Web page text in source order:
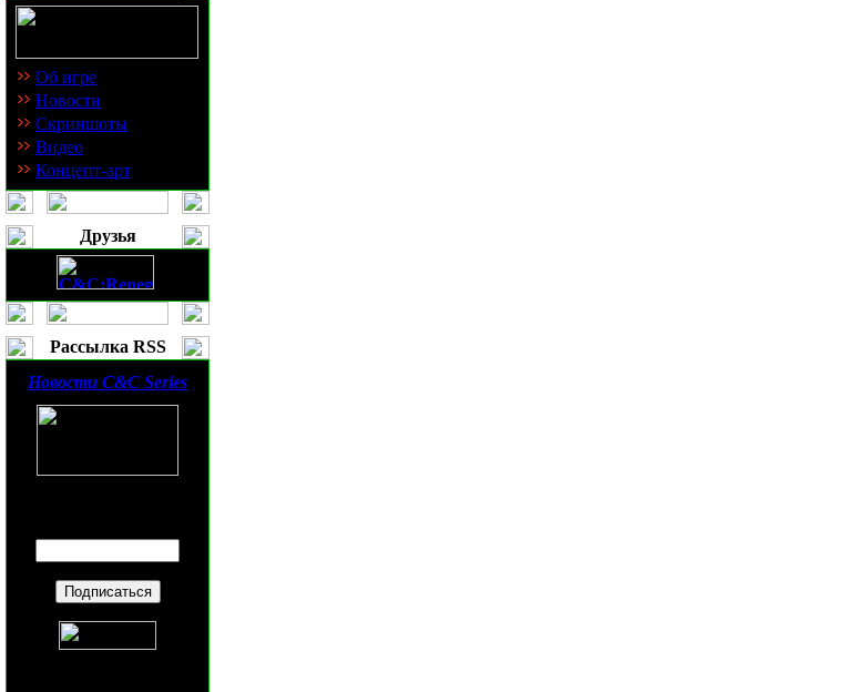
Об игре
Новости
Скриншоты
Видео
Концепт-арт
Друзья
Рассылка RSS
Новости C&C Series